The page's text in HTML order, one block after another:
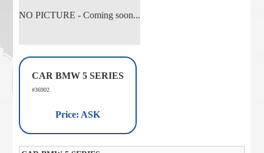
NO PICTURE - Coming soon...
CAR BMW 5 SERIES
#36902
Price: ASK